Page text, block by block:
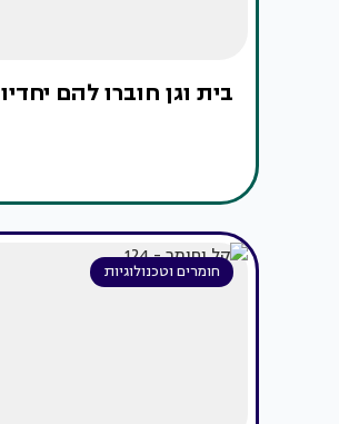
בית וגן חוברו להם יחדיו
חומרים וטכנולוגיות